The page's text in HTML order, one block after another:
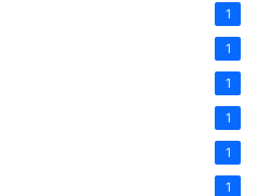
1
1
1
1
1
1